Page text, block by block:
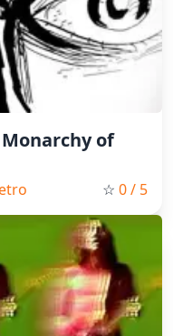
of
☆ 0/ 5